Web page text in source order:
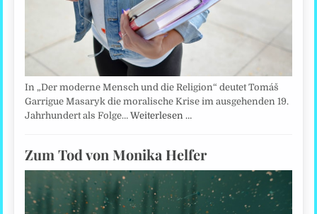
In „Der moderne Mensch und die Religion“ deutet Tomáš
Garrigue Masaryk die moralische Krise im ausgehenden 19.
Jahrhundert als Folge…Weiterlesen …
Zum Tod von Monika Helfer